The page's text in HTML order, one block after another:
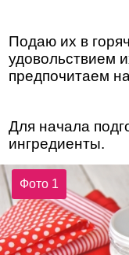
Подаю их в
удовольствием
предпочитаем
Для начала
ингредиенты.
Фото 1